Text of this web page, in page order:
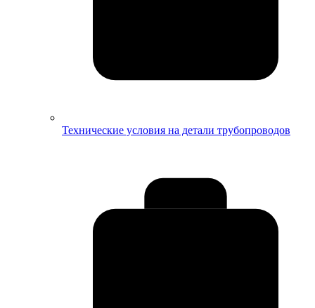
Технические условия на детали трубопроводов